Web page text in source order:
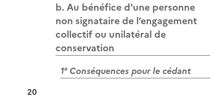
b. Au bénéfice d'une personne
non signataire de l’engagement
collectif ou unilatéral de
conservation
1° Conséquences pour le cédant
20